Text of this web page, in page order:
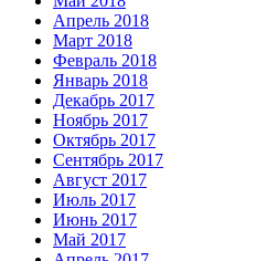
Апрель 2018
Март 2018
Февраль 2018
Январь 2018
Декабрь 2017
Ноябрь 2017
Октябрь 2017
Сентябрь 2017
Август 2017
Июль 2017
Июнь 2017
Май 2017